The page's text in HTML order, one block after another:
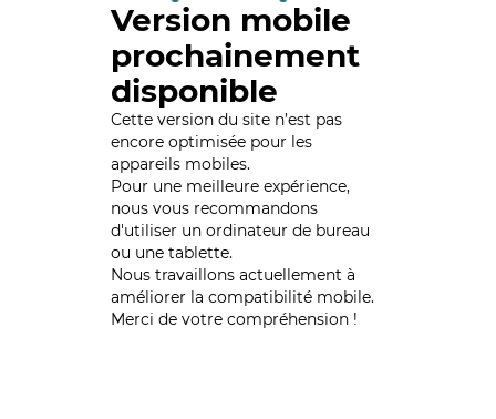
Version mobile
prochainement
disponible
Cette version du site n’est pas
encore optimisée pour les
appareils mobiles.
Pour une meilleure expérience,
nous vous recommandons
d'utiliser un ordinateur de bureau
ou une tablette.
Nous travaillons actuellement à
améliorer la compatibilité mobile.
Merci de votre compréhension !